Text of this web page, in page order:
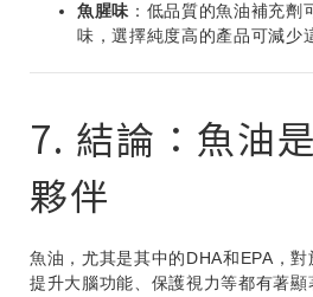
魚腥味 ：低品質的魚油補充劑
味，選擇純度高的產品可減少
7. 結論：魚油
夥伴
魚油，尤其是其中的DHA和EPA，對
提升大腦功能、保護視力等都有著